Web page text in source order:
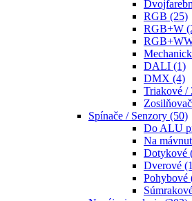
RGB (25)
RGB+W
DALI (1)
DMX (4)
Triakové /
Spínače / Senzory (50)
Do ALU
Na
Dotykové
Dverové
Pohybové